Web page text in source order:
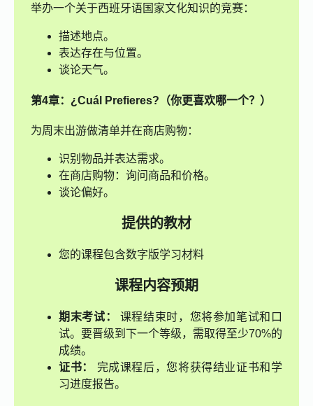
举办一个关于西班牙语国家文化知识的竞赛：
描述地点。
表达存在与位置。
谈论天气。
第4章：¿Cuál Prefieres?（你更喜欢哪一个？）
为周末出游做清单并在商店购物：
识别物品并表达需求。
在商店购物：询问商品和价格。
谈论偏好。
提供的教材
您的课程包含数字版学习材料
课程内容预期
期末考试：
课程结束时，您将参加笔试和口
试。要晋级到下一个等级，需取得至少70%的
成绩。
证书：
完成课程后，您将获得结业证书和学
习进度报告。